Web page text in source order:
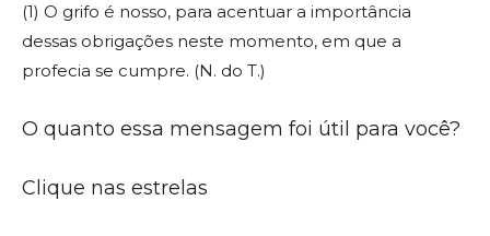
(1) O grifo é nosso, para acentuar a importância
dessas obrigações neste momento, em que a
profecia se cumpre. (N. do T.)
O quanto essa mensagem foi útil para você?
Clique nas estrelas